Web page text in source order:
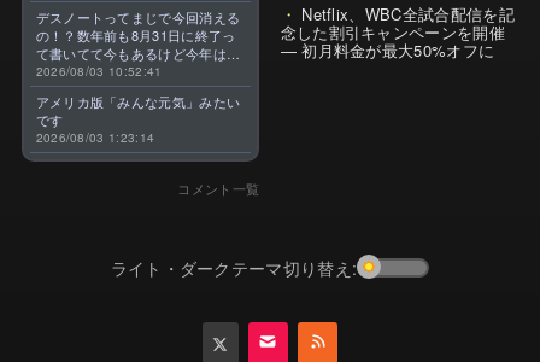
デスノートってまじで今回消える
の！？数年前も8月31日に終了っ
て書いてて今もあるけど今年はま
じのやつ！？よくわからん！！で
きればなくならないでほしい！平
成アニメを振り返らせてくれっ
っ！！！！！！！
2026/08/03 10:52:41
アメリカ版「みんな元気」みたい
です
2026/08/03 1:23:14
コメント一覧
Netflix、WBC全試合配信を記
念した割引キャンペーンを開催
— 初月料金が最大50%オフに
ライト・ダークテーマ切り替え: